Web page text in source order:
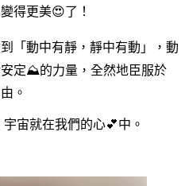
得更美😍了！
「動中有靜，靜中有動」，動
定⛰️的力量，全然地臣服於
。
宙就在我們的心💕中。